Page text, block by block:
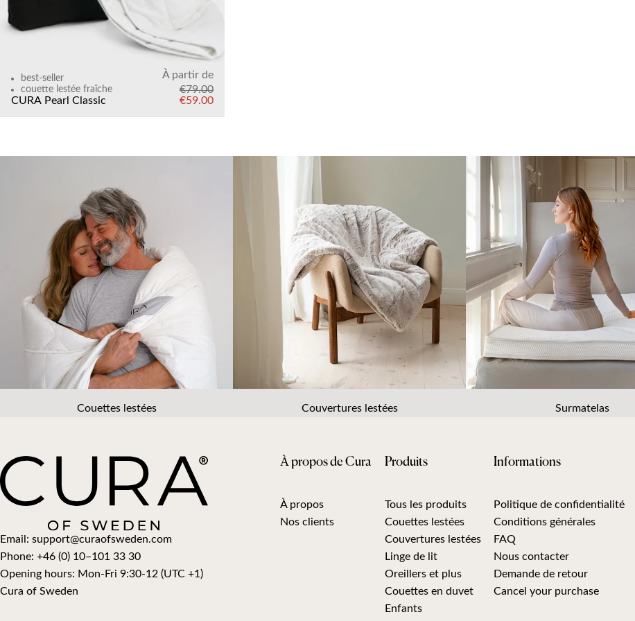
best-seller
couette lestée fraîche
CURA Pearl Classic
À partir de
€79.00
€59.00
Couettes lestées Couvertures lestées Surmatelas
Email: support@curaofsweden.com
Phone: +46 (0) 10–101 33 30
Opening hours: Mon-Fri 9:30-12 (UTC +1)
Cura of Sweden
À propos de Cura
À propos
Nos clients
Produits
Tous les produits
Couettes lestées
Couvertures lestées
Linge de lit
Oreillers et plus
Couettes en duvet
Enfants
Informations
Politique de confidentialité
Conditions générales
FAQ
Nous contacter
Demande de retour
Cancel your purchase